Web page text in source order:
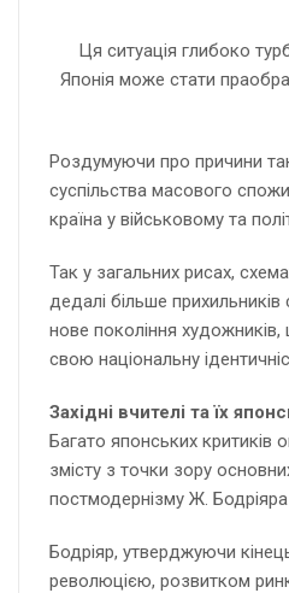
Ця ситуація глибоко
Японія може стати
Роздумуючи про причини
суспільства масового
країна у військовому та
Так у загальних рисах,
дедалі більше
нове покоління
свою національну
Західні вчителі та їх
Багато японських критиків
змісту з точки зору
постмодернізму Ж.
Бодріяр, утверджуючи
революцією, розвитком